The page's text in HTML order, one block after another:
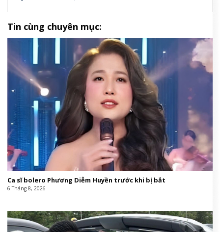
Tin cùng chuyên mục:
Ca sĩ bolero Phương Diễm Huyền trước khi bị bắt
6 Tháng 8, 2026